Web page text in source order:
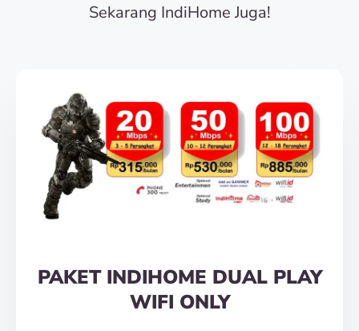
Sekarang IndiHome Juga!
PAKET INDIHOME DUAL PLAY
WIFI ONLY